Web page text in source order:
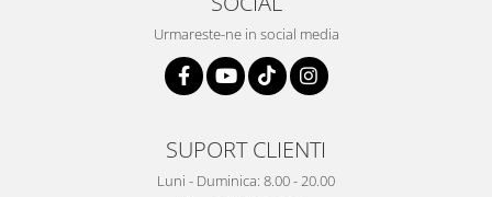
Urmareste-ne in social media
SUPORT CLIENTI
Luni - Duminica: 8.00 - 20.00